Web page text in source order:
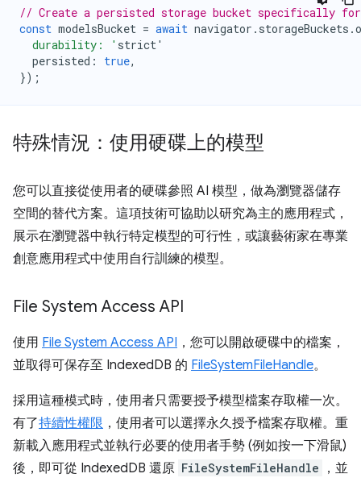
// Create a persisted storage bucket specifically for
const modelsBucket = await navigator . storageBuckets .
  durability: '
strict'
persisted : true,
});
特殊情況：使用硬碟上的模型
您可以直接從使用者的硬碟參照 AI 模型，做為瀏覽器儲存
空間的替代方案。這項技術可協助以研究為主的應用程式，
展示在瀏覽器中執行特定模型的可行性，或讓藝術家在專業
創意應用程式中使用自行訓練的模型。
File System Access API
使用 File System Access API ，您可以開啟硬碟中的檔案，
並取得可保存至 IndexedDB 的 FileSystemFileHandle。
採用這種模式時，使用者只需要授予模型檔案存取權一次。
有了持續性權限 ，使用者可以選擇永久授予檔案存取權。重
新載入應用程式並執行必要的使用者手勢 (例如按一下滑鼠)
後，即可從 IndexedDB 還原 FileSystemFileHandle
，並